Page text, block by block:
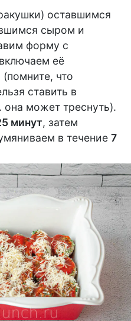
оставшимся
сыром и
форму с
её
(помните, что
ставить в
она может треснуть).
минут, затем
в течение 7